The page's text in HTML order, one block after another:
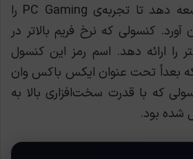
داشت کنسولی را توسعه دهد تا تجربه‌ی PC Gaming را
کنسولی که نرخ فریم بالاتر در
را ارائه دهد. اسم رمز این کنسول
که بعداً تحت عنوان ایکس ‌باکس وان
که با قدرت سخت‌افزاری بالا به